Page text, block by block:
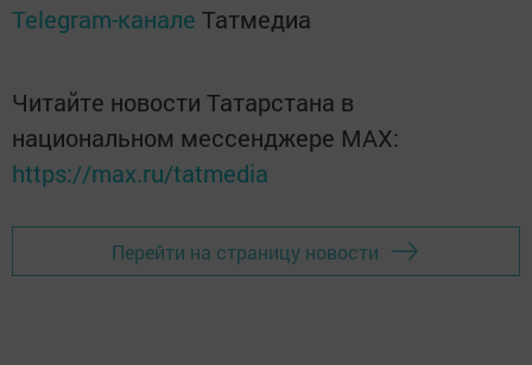
Telegram-канале Татмедиа
Читайте новости Татарстана в
национальном мессенджере MАХ:
https://max.ru/tatmedia
Перейти на страницу новости